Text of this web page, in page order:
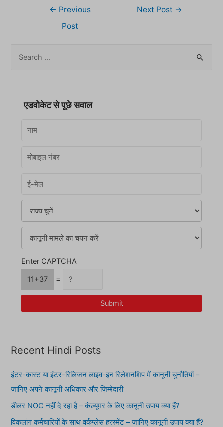
Post
navigation
← Previous
Post
Next Post →
r
एडवोकेट से पूछे सवाल
Enter CAPTCHA
11+37
=
Submit
Recent Hindi Posts
इंटर-कास्ट या इंटर-रिलिजन लाइव-इन रिलेशनशिप में कानूनी चुनौतियाँ –
जानिए अपने कानूनी अधिकार और ज़िम्मेदारी
डीलर NOC नहीं दे रहा है – कंज़्यूमर के लिए कानूनी उपाय क्या हैं?
विकलांग कर्मचारियों के साथ वर्कप्लेस हरस्मेंट – जानिए कानूनी उपाय क्या हैं?